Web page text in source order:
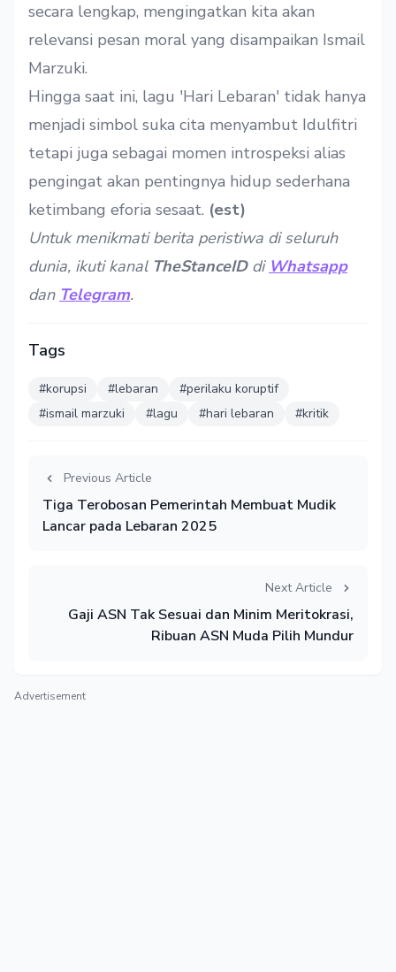
secara lengkap, mengingatkan kita akan
relevansi pesan moral yang disampaikan Ismail
Marzuki.
Hingga saat ini, lagu 'Hari Lebaran' tidak hanya
menjadi simbol suka cita menyambut Idulfitri
tetapi juga sebagai momen introspeksi alias
pengingat akan pentingnya hidup sederhana
ketimbang eforia sesaat. (est)
Untuk menikmati berita peristiwa di seluruh
dunia, ikuti kanal TheStanceID di Whatsapp
dan Telegram.
Tags
#korupsi #lebaran
#perilaku koruptif
#ismail marzuki
#lagu #hari lebaran #kritik
Previous Article
Tiga Terobosan Pemerintah Membuat Mudik
Lancar pada Lebaran 2025
Next Article
Gaji ASN Tak Sesuai dan Minim Meritokrasi,
Ribuan ASN Muda Pilih Mundur
Advertisement